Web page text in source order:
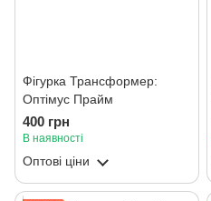
Фігурка Трансформер:
Оптімус Прайм
400 грн
В наявності
Оптові ціни